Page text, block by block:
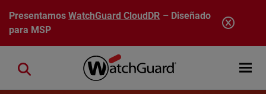
Pasar al contenido principal
PresentamosWatchGuard CloudDR – Diseñado
para MSP
Open
Close search